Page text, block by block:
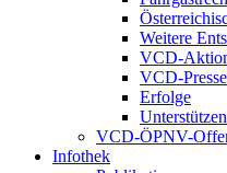
Weitere
VCD-
VCD-
Erfolge
VCD-ÖPNV-
Infothek